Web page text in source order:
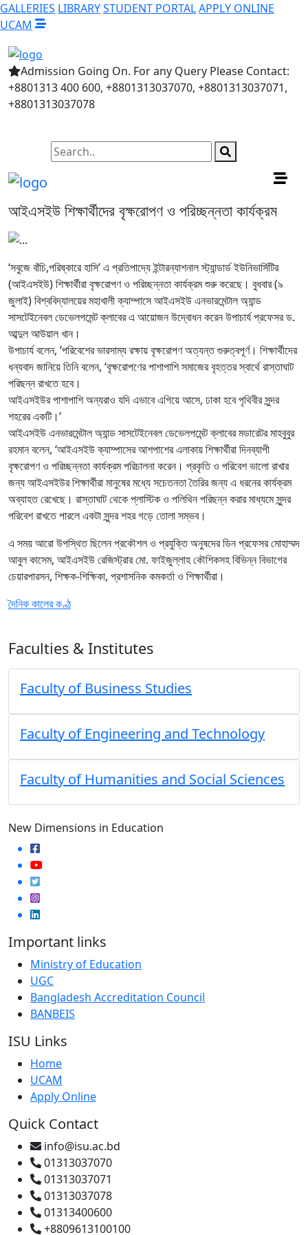
GALLERIES LIBRARYSTUDENT PORTALAPPLY ONLINE
UCAM
Admission Going On. For any Query Please Contact:
+8801313 400 600, +8801313037070, +8801313037071,
+8801313037078
আইএসইউ শিক্ষার্থীদের বৃক্ষরোপণ ও পরিচ্ছন্নতা কার্যক্রম
‘সবুজে বাঁচি,পরিষ্কারে হাসি’ এ প্রতিপাদ্যে ইন্টারন্যাশনাল স্ট্যান্ডার্ড ইউনিভার্সিটির
(আইএসইউ) শিক্ষার্থীরা বৃক্ষরোপণ ও পরিচ্ছন্নতা কার্যক্রম শুরু করেছে। বুধবার (৯
জুলাই) বিশ্ববিদ্যালয়ের মহাখালী ক্যাম্পাসে আইএসইউ এনভারমেন্টাল অ্যান্ড
সাসটেইনেবল ডেভেলপমেন্ট ক্লাবের এ আয়োজন উদ্বোধন করেন উপাচার্য প্রফেসর ড.
আব্দুল আউয়াল খান।
উপাচার্য বলেন, ‘পরিবেশের ভারসাম্য রক্ষায় বৃক্ষরোপণ অত্যন্ত গুরুত্বপূর্ণ। শিক্ষার্থীদের
ধন্যবাদ জানিয়ে তিনি বলেন, ‘বৃক্ষরোপণের পাশাপাশি সমাজের বৃহত্তর স্বার্থে রাস্তাঘাট
পরিছন্ন রাখতে হবে।
আইএসইউর পাশাপাশি অন্যরাও যদি এভাবে এগিয়ে আসে, ঢাকা হবে পৃথিবীর সুন্দর
শহরের একটি।’
আইএসইউ এনভারমেন্টাল অ্যান্ড সাসটেইনেবল ডেভেলপমেন্ট ক্লাবের মডারেটর মাহবুবুর
রহমান বলেন, ‘আইএসইউ ক্যাম্পাসের আশপাশের এলাকায় শিক্ষার্থীরা দিনব্যাপী
বৃক্ষরোপণ ও পরিচ্ছন্নতা কার্যক্রম পরিচালনা করেন। প্রকৃতি ও পরিবেশ ভালো রাখার
জন্য আইএসইউর শিক্ষার্থীরা মানুষের মধ্যে সচেতনতা তৈরির জন্য এ ধরনের কার্যক্রম
অব্যাহত রেখেছে। রাস্তাঘাট থেকে প্লাস্টিক ও পলিথিন পরিছন্ন করার মাধ্যমে সুন্দর
পরিবেশ রাখতে পারলে একটা সুন্দর শহর গড়ে তোলা সম্ভব।
এ সময় আরো উপস্থিত ছিলেন প্রকৌশল ও প্রযুক্তি অনুষদের ডিন প্রফেসর মোহাম্মদ
আবুল কাসেম, আইএসইউ রেজিস্ট্রার মো. ফাইজুল্লাহ কৌশিকসহ বিভিন্ন বিভাগের
চেয়ারপারসন, শিক্ষক-শিক্ষিকা, প্রশাসনিক কমকর্তা ও শিক্ষার্থীরা।
দৈনিক কালের কণ্ঠ
Faculties & Institutes
Faculty of Business Studies
Faculty of Engineering and Technology
Faculty of Humanities and Social Sciences
New Dimensions in Education
Important links
Ministry of Education
UGC
Bangladesh Accreditation Council
BANBEIS
ISU Links
Home
UCAM
Apply Online
Quick Contact
info@isu.ac.bd
01313037070
01313037071
01313037078
01313400600
+8809613100100